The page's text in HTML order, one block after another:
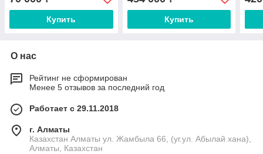
Купить Купить
О нас
Рейтинг не сформирован
Менее 5 отзывов за последний год
Работает с 29.11.2018
г. Алматы
Казахстан Алматы ул. Жамбыла 66, (уг.ул. Абылай хана),
Алматы, Казахстан